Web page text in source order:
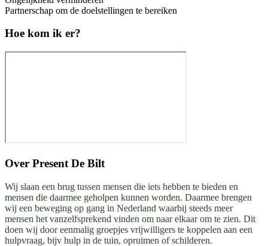
Partnerschap om de doelstellingen te bereiken
Hoe kom ik er?
Over Present De Bilt
Wij slaan een brug tussen mensen die iets hebben te bieden en
mensen die daarmee geholpen kunnen worden. Daarmee brengen
wij een beweging op gang in Nederland waarbij steeds meer
mensen het vanzelfsprekend vinden om naar elkaar om te zien. Dit
doen wij door eenmalig groepjes vrijwilligers te koppelen aan een
hulpvraag, bijv hulp in de tuin, opruimen of schilderen.